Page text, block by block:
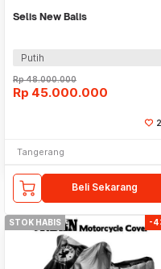
Selis New Balis
Putih
Rp48.000.000
Rp 45.000.000
Tangerang
Beli Sekarang
STOK HABIS -